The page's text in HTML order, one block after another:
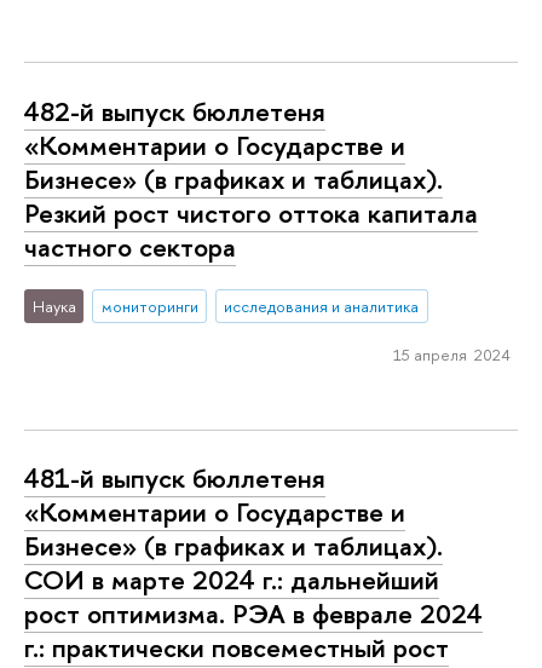
482-й выпуск бюллетеня
«Комментарии о Государстве и
Бизнесе» (в графиках и таблицах).
Резкий рост чистого оттока капитала
частного сектора
Наука мониторинги исследования и аналитика
15 апреля 2024
481-й выпуск бюллетеня
«Комментарии о Государстве и
Бизнесе» (в графиках и таблицах).
СОИ в марте 2024 г.: дальнейший
рост оптимизма. РЭА в феврале 2024
г.: практически повсеместный рост